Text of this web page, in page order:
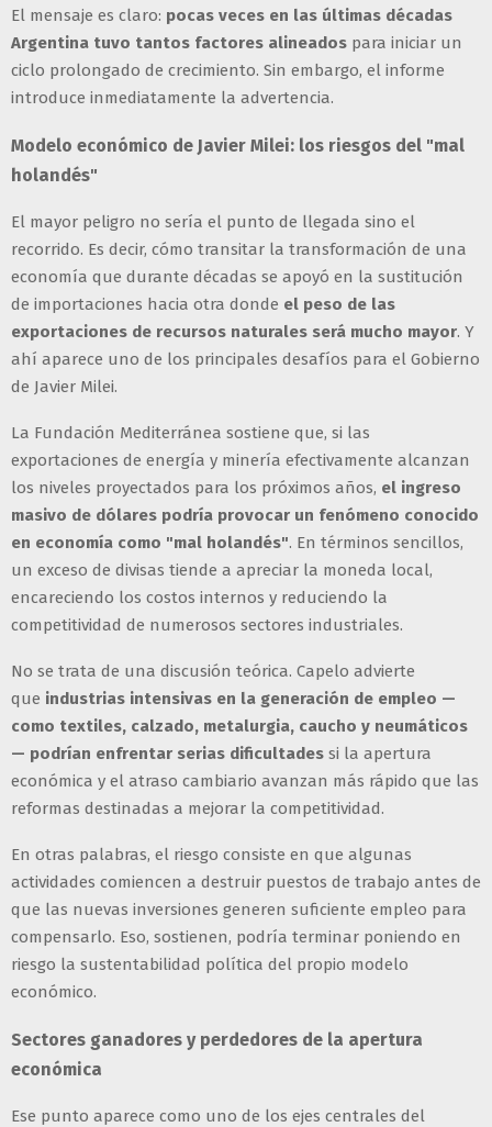
El mensaje es claro: pocas veces en las últimas décadas
Argentina tuvo tantos factores alineados para iniciar un
ciclo prolongado de crecimiento. Sin embargo, el informe
introduce inmediatamente la advertencia.
Modelo económico de Javier Milei: los riesgos del "mal
holandés"
El mayor peligro no sería el punto de llegada sino el
recorrido. Es decir, cómo transitar la transformación de una
economía que durante décadas se apoyó en la sustitución
de importaciones hacia otra donde el peso de las
exportaciones de recursos naturales será mucho mayor. Y
ahí aparece uno de los principales desafíos para el Gobierno
de Javier Milei.
La Fundación Mediterránea sostiene que, si las
exportaciones de energía y minería efectivamente alcanzan
los niveles proyectados para los próximos años, el ingreso
masivo de dólares podría provocar un fenómeno conocido
en economía como "mal holandés". En términos sencillos,
un exceso de divisas tiende a apreciar la moneda local,
encareciendo los costos internos y reduciendo la
competitividad de numerosos sectores industriales.
No se trata de una discusión teórica. Capelo advierte
que industrias intensivas en la generación de empleo —
como textiles, calzado, metalurgia, caucho y neumáticos
— podrían enfrentar serias dificultades si la apertura
económica y el atraso cambiario avanzan más rápido que las
reformas destinadas a mejorar la competitividad.
En otras palabras, el riesgo consiste en que algunas
actividades comiencen a destruir puestos de trabajo antes de
que las nuevas inversiones generen suficiente empleo para
compensarlo. Eso, sostienen, podría terminar poniendo en
riesgo la sustentabilidad política del propio modelo
económico.
Sectores ganadores y perdedores de la apertura
económica
Ese punto aparece como uno de los ejes centrales del